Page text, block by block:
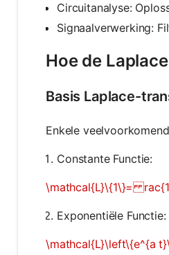
Circuitanalyse:
Signaalverwerking:
Hoe de
Basis Laplace-
Enkele
Constante Functie:
\mathcal{L}\{1\}=
Exponentiële Functie:
\mathcal{L}\left\{e^{a